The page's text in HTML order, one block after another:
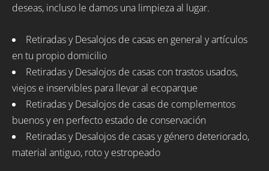
deseas, incluso le damos una limpieza al lugar.
Retiradas y Desalojos de casas en general y artículos
en tu propio domicilio
Retiradas y Desalojos de casas con trastos usados,
viejos e inservibles para llevar al ecoparque
Retiradas y Desalojos de casas de complementos
buenos y en perfecto estado de conservación
Retiradas y Desalojos de casas y género deteriorado,
material antiguo, roto y estropeado